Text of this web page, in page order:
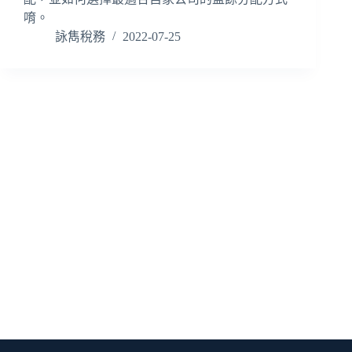
唷。
詠雋稅務
2022-07-25